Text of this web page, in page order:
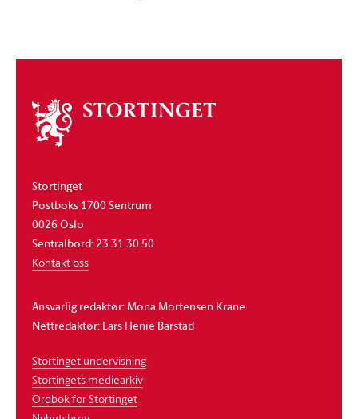
Om
stortinget
Stortinget
Postboks 1700 Sentrum
0026 Oslo
Sentralbord: 23 31 30 50
Kontakt oss
Ansvarlig redaktør: Mona Mortensen Krane
Nettredaktør: Lars Henie Barstad
Stortinget undervisning
Stortingets mediearkiv
Ordbok for Stortinget